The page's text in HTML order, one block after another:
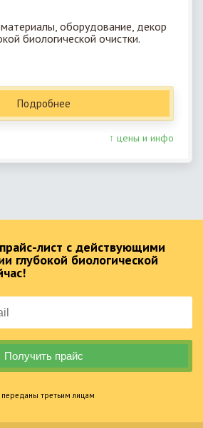
оборудование, декор
биологической очистки.
Подробнее
↑ цены и инфо
лист с действующими
глубокой биологической
третьим лицам